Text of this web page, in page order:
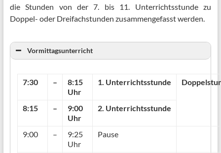
die Stunden von der 7. bis 11. Unterrichtsstunde zu
Doppel- oder Dreifachstunden zusammengefasst werden.
Vormittagsunterricht
7:30 –
8:15
Uhr
1. Unterrichtsstunde
8:15 –
9:00
Uhr
2. Unterrichtsstunde
9:00 –
9:25
Uhr
Pause